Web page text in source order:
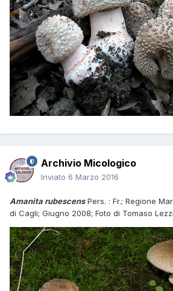
Archivio Micologico
Inviato 6 Marzo 2016
Amanita rubescensPers. : Fr.; Regione
di Cagli; Giugno 2008; Foto di Tomaso